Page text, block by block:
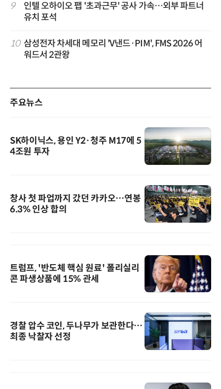
9
인텔 오하이오 팹 '초과근무' 공사 가속…외부 파트너
유치 포석
10 삼성전자 차세대 메모리 'V낸드·PIM', FMS 2026 어
워드서 2관왕
주요뉴스
SK하이닉스, 용인 Y2·청주 M17에 5
4조원 투자
창사 첫 파업까지 갔던 카카오…연봉
6.3% 인상 합의
트럼프, '반도체 핵심 원료' 폴리실리
콘 파생상품에 15% 관세
경찰 압수 코인, 두나무가 보관한다…
최종 낙찰자 선정